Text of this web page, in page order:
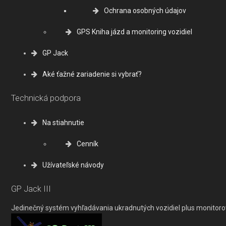
Ochrana osobných údajov
GPS Kniha jázd a monitoring vozidiel
GP Jack
Aké ťažné zariadenie si vybrať?
Technická podpora
Na stiahnutie
Cenník
Užívateľské návody
GP Jack III
Jedinečný systém vyhľadávania ukradnutých vozidiel plus